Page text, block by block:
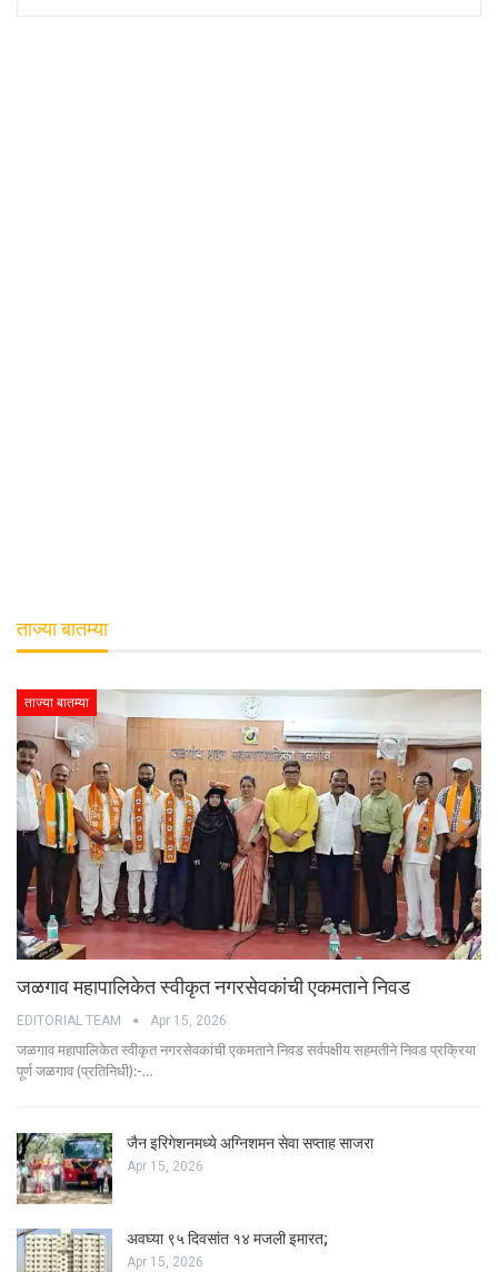
ताज्या बातम्या
ताज्या बातम्या
जळगाव महापालिकेत स्वीकृत नगरसेवकांची एकमताने निवड
EDITORIAL TEAM Apr 15, 2026
जळगाव महापालिकेत स्वीकृत नगरसेवकांची एकमताने निवड सर्वपक्षीय सहमतीने निवड प्रक्रिया
पूर्ण जळगाव (प्रतिनिधी):-…
जैन इरिगेशनमध्ये अग्निशमन सेवा सप्ताह साजरा
Apr 15, 2026
अवघ्या ९५ दिवसांत १४ मजली इमारत;
Apr 15, 2026